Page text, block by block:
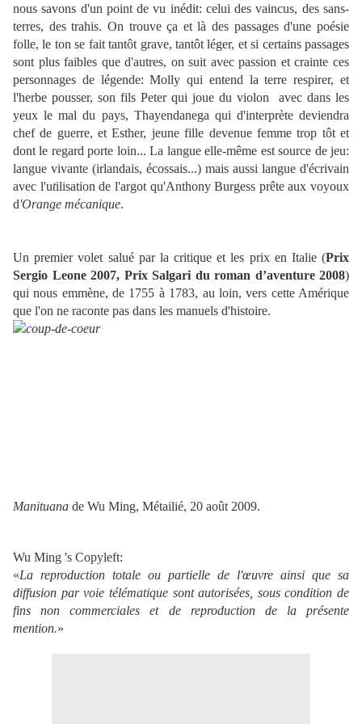
nous savons d'un point de vu inédit: celui des vaincus, des sans-
terres, des trahis. On trouve ça et là des passages d'une poésie
folle, le ton se fait tantôt grave, tantôt léger, et si certains passages
sont plus faibles que d'autres, on suit avec passion et crainte ces
personnages de légende: Molly qui entend la terre respirer, et
l'herbe pousser, son fils Peter qui joue du violon avec dans les
yeux le mal du pays, Thayendanega qui d'interprète deviendra
chef de guerre, et Esther, jeune fille devenue femme trop tôt et
dont le regard porte loin... La langue elle-même est source de jeu:
langue vivante (irlandais, écossais...) mais aussi langue d'écrivain
avec l'utilisation de l'argot qu'Anthony Burgess prête aux voyoux
d'Orange mécanique.
Un premier volet salué par la critique et les prix en Italie (Prix
Sergio Leone 2007, Prix Salgari du roman d’aventure 2008)
qui nous emmène, de 1755 à 1783, au loin, vers cette Amérique
que l'on ne raconte pas dans les manuels d'histoire.
Manituana de Wu Ming, Métailié, 20 août 2009.
Wu Ming 's Copyleft:
«La reproduction totale ou partielle de l'œuvre ainsi que sa
diffusion par voie télématique sont autorisées, sous condition de
fins non commerciales et de reproduction de la présente
mention.»